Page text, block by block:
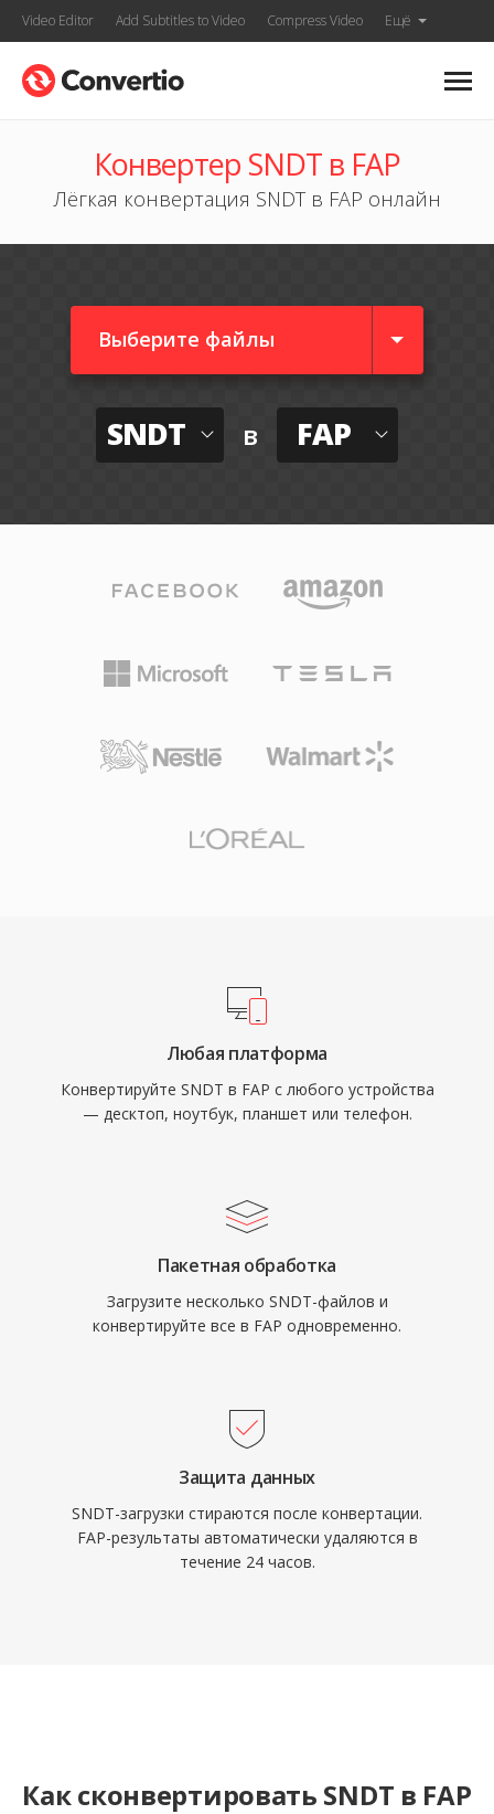
Video Editor Add Subtitles to Video Compress Video Ещё
Конвертер SNDT в FAP
Лёгкая конвертация SNDT в FAP онлайн
Выберите файлы
SNDT в FAP
Любая платформа
Конвертируйте SNDT в FAP с любого устройства
— десктоп, ноутбук, планшет или телефон.
Пакетная обработка
Загрузите несколько SNDT-файлов и
конвертируйте все в FAP одновременно.
Защита данных
SNDT-загрузки стираются после конвертации.
FAP-результаты автоматически удаляются в
течение 24 часов.
Как сконвертировать SNDT в FAP